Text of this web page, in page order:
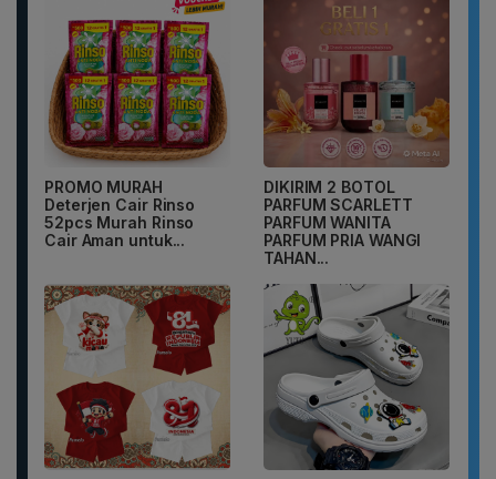
PROMO MURAH
Deterjen Cair Rinso
52pcs Murah Rinso
Cair Aman untuk...
DIKIRIM 2 BOTOL
PARFUM SCARLETT
PARFUM WANITA
PARFUM PRIA WANGI
TAHAN...